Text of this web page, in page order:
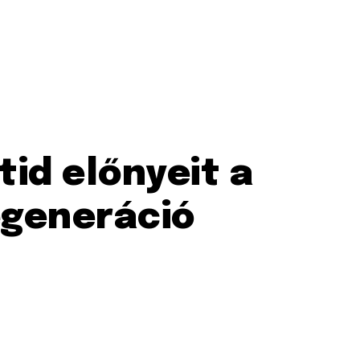
előnyeit a